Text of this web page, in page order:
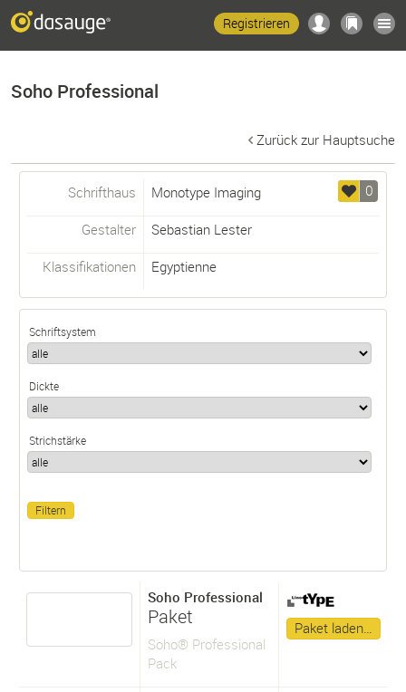
Registrieren
Soho Professional
Zurück zur Hauptsuche
0
Schrifthaus Monotype Imaging
Gestalter Sebastian Lester
Klassifikationen Egyptienne
Schriftsystem
Dickte
Strichstärke
Soho Professional
Paket
Soho® Professional
Pack
Paket laden…